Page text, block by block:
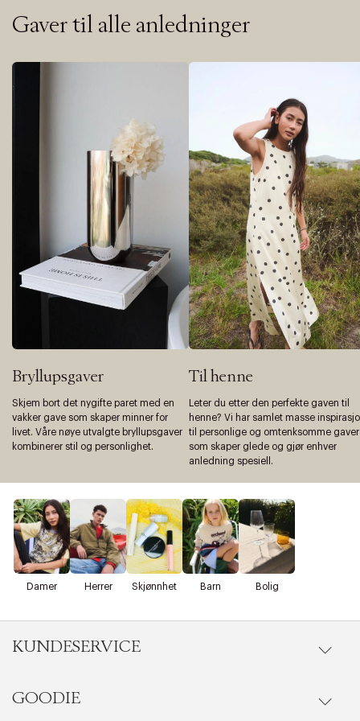
Gaver til alle anledninger
Bryllupsgaver
Skjem bort det nygifte paret med en
vakker gave som skaper minner for
livet. Våre nøye utvalgte bryllupsgaver
kombinerer stil og personlighet.
Til henne
Leter du etter den perfekte gaven til
henne? Vi har samlet masse
til personlige og omtenksomme gaver
som skaper glede og gjør enhver
anledning spesiell.
Damer Herrer Skjønnhet Barn Bolig
KUNDESERVICE
Gå til kundeservice
GOODIE